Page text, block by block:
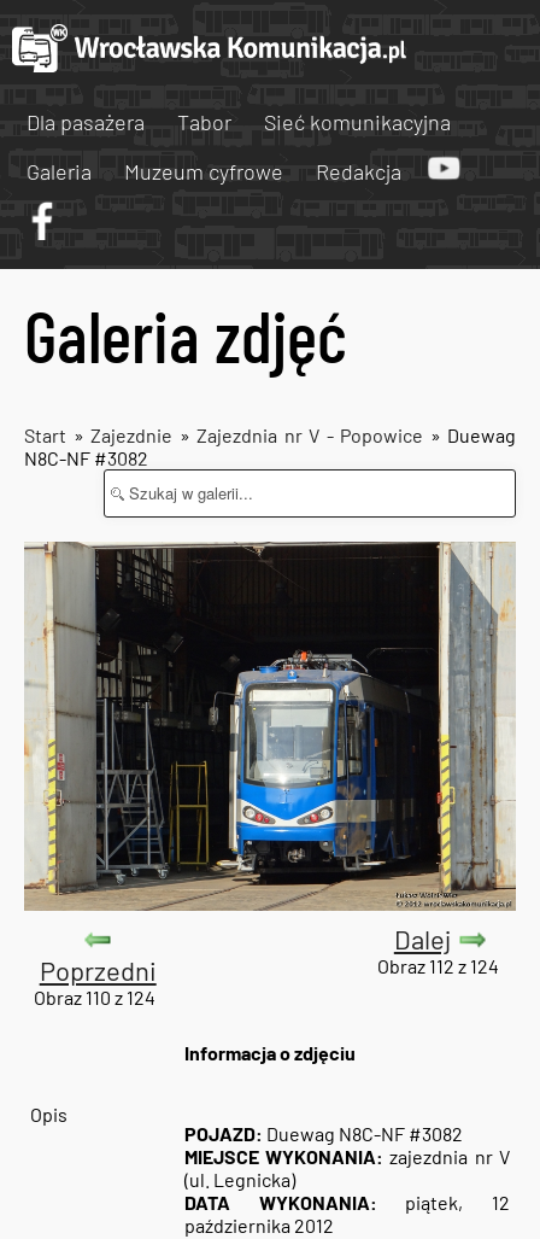
Dla pasażera Tabor
Sieć komunikacyjna
Galeria
Muzeum cyfrowe Redakcja
Galeria zdjęć
Start » Zajezdnie » Zajezdnia nr V - Popowice » Duewag
N8C-NF #3082
Poprzedni
Obraz 110 z 124
Dalej
Obraz 112 z 124
Informacja o zdjęciu
Opis
POJAZD: Duewag N8C-NF #3082
MIEJSCE WYKONANIA: zajezdnia nr V
(ul. Legnicka)
DATA WYKONANIA: piątek, 12
października 2012